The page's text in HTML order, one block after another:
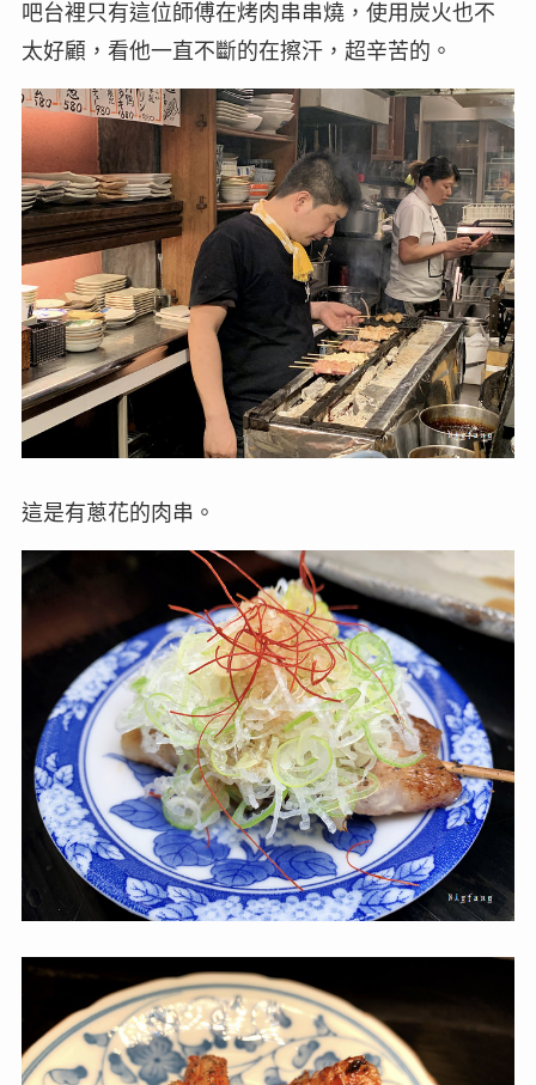
吧台裡只有這位師傅在烤肉串串燒，使用炭火也不
太好顧，看他一直不斷的在擦汗，超辛苦的。
這是有蔥花的肉串。